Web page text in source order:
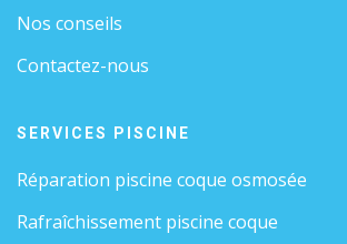
Nos conseils
Contactez-nous
SERVICES PISCINE
Réparation piscine coque osmosée
Rafraîchissement piscine coque